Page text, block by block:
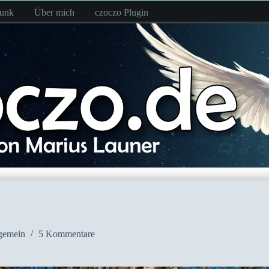
Über mich czoczo Plugin
5 Kommentare